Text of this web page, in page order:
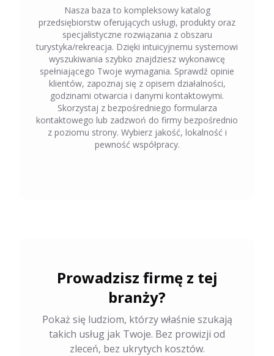
Nasza baza to kompleksowy katalog
przedsiębiorstw oferujących usługi, produkty oraz
specjalistyczne rozwiązania z obszaru
turystyka/rekreacja. Dzięki intuicyjnemu systemowi
wyszukiwania szybko znajdziesz wykonawcę
spełniającego Twoje wymagania. Sprawdź opinie
klientów, zapoznaj się z opisem działalności,
godzinami otwarcia i danymi kontaktowymi.
Skorzystaj z bezpośredniego formularza
kontaktowego lub zadzwoń do firmy bezpośrednio
z poziomu strony. Wybierz jakość, lokalność i
pewność współpracy.
Prowadzisz firmę z tej
branży?
Pokaż się ludziom, którzy właśnie szukają
takich usług jak Twoje. Bez prowizji od
zleceń, bez ukrytych kosztów.